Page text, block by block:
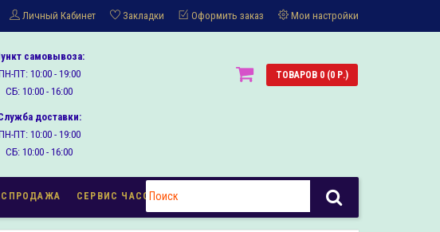
Личный Кабинет Закладки Оформить заказ Мои настройки
самовывоза:
ПТ: 10:00 - 19:00
СБ: 10:00 - 16:00
доставки:
ПТ: 10:00 - 19:00
СБ: 10:00 - 16:00
ТОВАРОВ 0 (0 Р.)
СЕРВИС ЧАСОВ